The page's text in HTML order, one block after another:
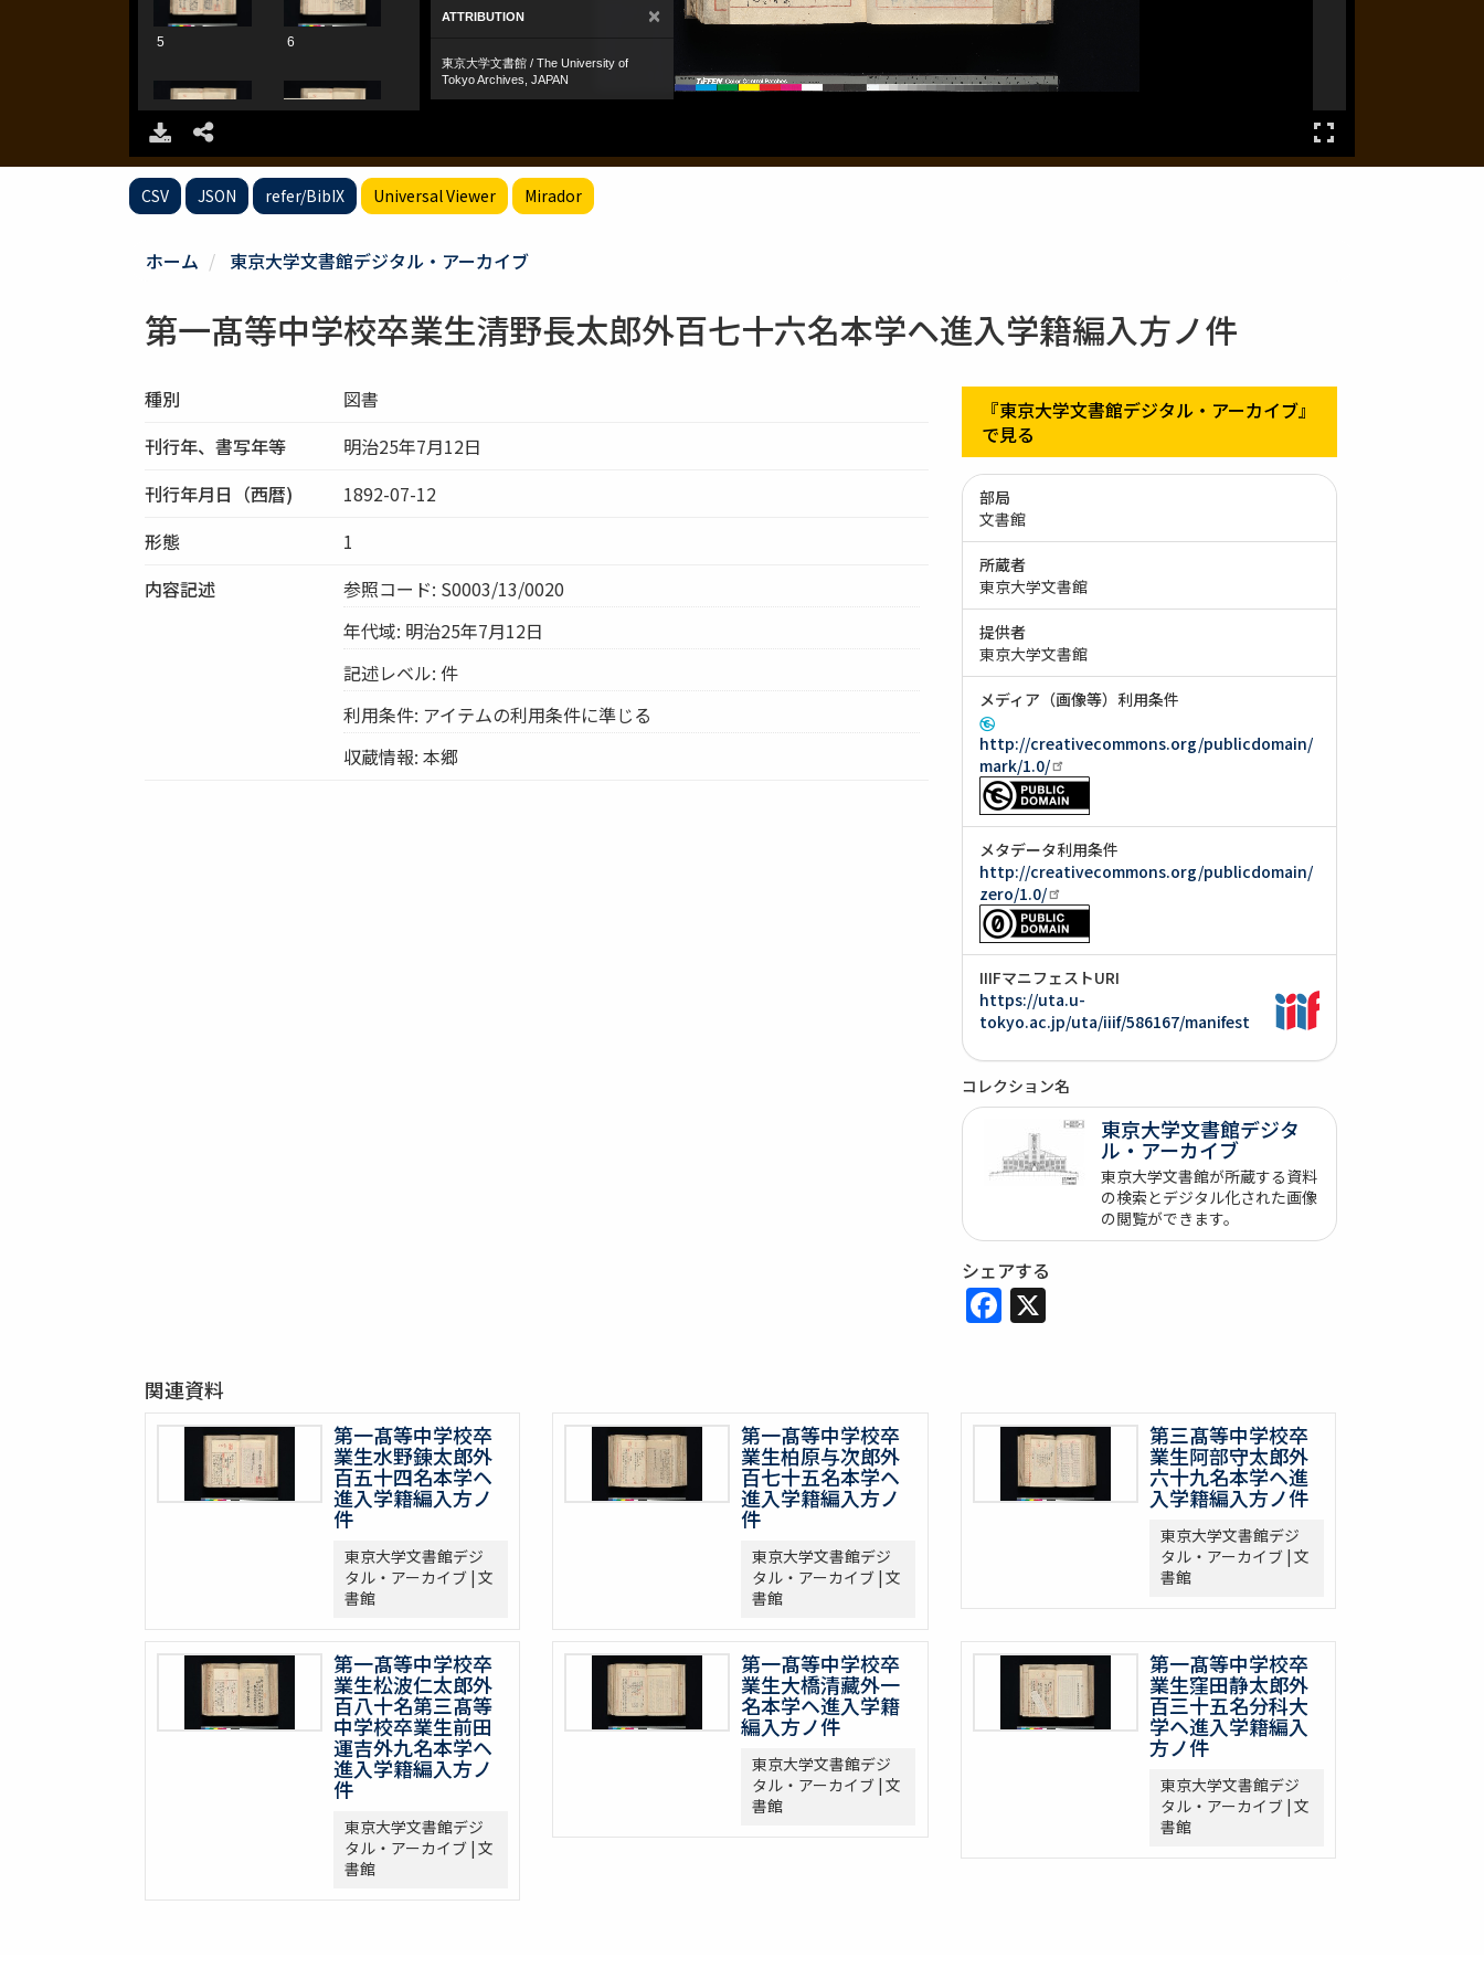
CSV JSON refer/BibIX Universal Viewer Mirador
ホーム 東京大学文書館デジタル・アーカイブ
第一髙等中学校卒業生清野長太郎外百七十六名本学ヘ進入学籍編入方ノ件
種別
図書
刊行年、書写年等
明治25年7月12日
刊行年月日（西暦)
1892-07-12
形態
1
内容記述
参照コード: S0003/13/0020
年代域: 明治25年7月12日
記述レベル: 件
利用条件: アイテムの利用条件に準じる
収蔵情報: 本郷
『東京大学文書館デジタル・アーカイブ』
で見る
部局
文書館
所蔵者
東京大学文書館
提供者
東京大学文書館
メディア（画像等）利用条件
http://creativecommons.org/publicdomain/
mark/1.0/
メタデータ利用条件
http://creativecommons.org/publicdomain/
zero/1.0/
IIIFマニフェストURI
https://uta.u-
tokyo.ac.jp/uta/iiif/586167/manifest
コレクション名
東京大学文書館デジタ
ル・アーカイブ
東京大学文書館が所蔵する資料
の検索とデジタル化された画像
の閲覧ができます。
シェアする
Facebook
X
関連資料
第一髙等中学校卒
業生水野錬太郎外
百五十四名本学ヘ
進入学籍編入方ノ
件
東京大学文書館デジ
タル・アーカイブ | 文
書館
第一髙等中学校卒
業生柏原与次郎外
百七十五名本学ヘ
進入学籍編入方ノ
件
東京大学文書館デジ
タル・アーカイブ | 文
書館
第三髙等中学校卒
業生阿部守太郎外
六十九名本学ヘ進
入学籍編入方ノ件
東京大学文書館デジ
タル・アーカイブ | 文
書館
第一髙等中学校卒
業生松波仁太郎外
百八十名第三髙等
中学校卒業生前田
運吉外九名本学ヘ
進入学籍編入方ノ
件
東京大学文書館デジ
タル・アーカイブ | 文
書館
第一髙等中学校卒
業生大橋清藏外一
名本学ヘ進入学籍
編入方ノ件
東京大学文書館デジ
タル・アーカイブ | 文
書館
第一髙等中学校卒
業生窪田静太郎外
百三十五名分科大
学ヘ進入学籍編入
方ノ件
東京大学文書館デジ
タル・アーカイブ | 文
書館